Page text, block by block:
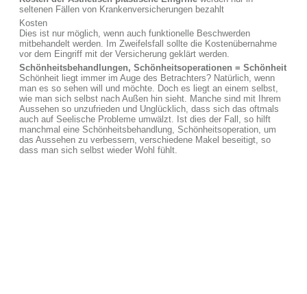
seltenen Fällen von Krankenversicherungen bezahlt
Kosten
Dies ist nur möglich, wenn auch funktionelle Beschwerden
mitbehandelt werden. Im Zweifelsfall sollte die Kostenübernahme
vor dem Eingriff mit der Versicherung geklärt werden.
Schönheitsbehandlungen, Schönheitsoperationen = Schönheit
Schönheit liegt immer im Auge des Betrachters? Natürlich, wenn
man es so sehen will und möchte. Doch es liegt an einem selbst,
wie man sich selbst nach Außen hin sieht. Manche sind mit Ihrem
Aussehen so unzufrieden und Unglücklich, dass sich das oftmals
auch auf Seelische Probleme umwälzt. Ist dies der Fall, so hilft
manchmal eine Schönheitsbehandlung, Schönheitsoperation, um
das Aussehen zu verbessern, verschiedene Makel beseitigt, so
dass man sich selbst wieder Wohl fühlt.